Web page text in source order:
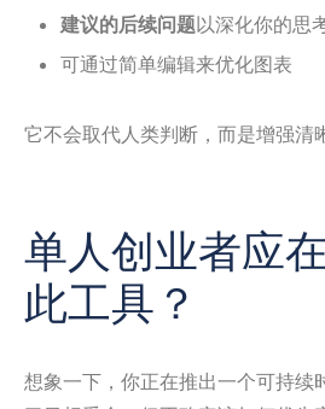
建议的后续问题以深化你的思
可通过简单编辑来优化图表
它不会取代人类判断，而是增强清
单人创业者应
此工具？
想象一下，你正在推出一个可持续